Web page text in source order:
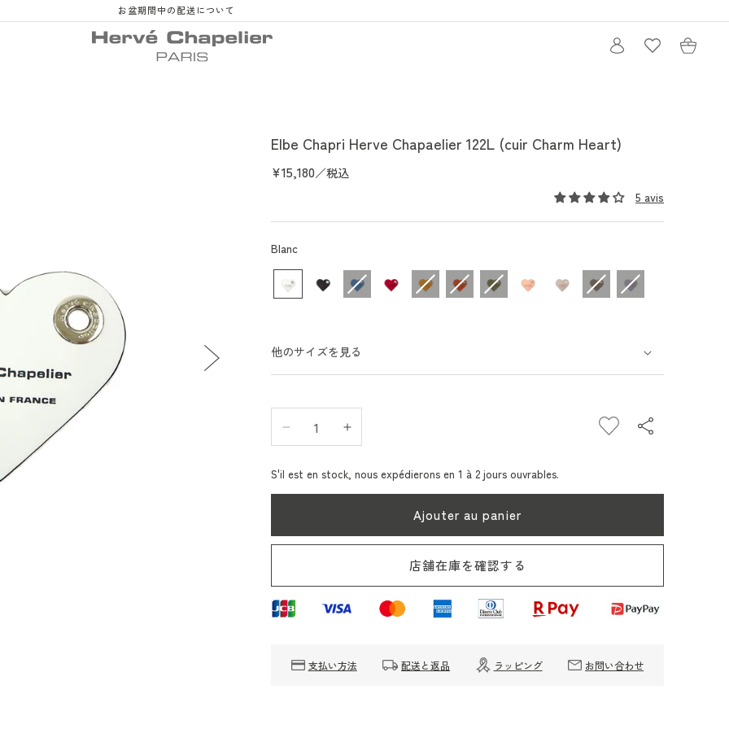
お盆期間中の配送について
Connexion Panier
Elbe Chapri Herve Chapaelier 122L (cuir Charm Heart)
Prix
¥15,180／税込
5 avis
Blanccouleur
他のサイズを見る
Réduire
la
quantité
Herve
(cuir
Charm
Heart)
Augmenter
la
de
Herve
(cuir
Charm
Heart)
S'il est en stock, nous expédierons en 1 à 2 jours ouvrables.
Ajouter au panier
店舗在庫を確認する
支払い方法 配送と返品 ラッピング お問い合わせ